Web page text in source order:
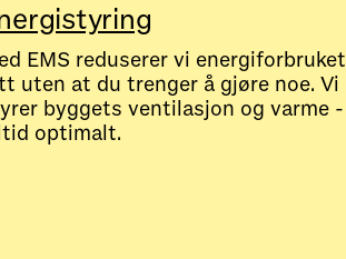
EMS reduserer vi energiforbruket
uten at du trenger å gjøre noe. Vi
byggets ventilasjon og varme -
optimalt.